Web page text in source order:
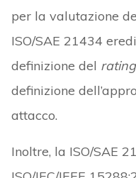
per la valutazione
ISO/SAE 21434
definizione del rating
definizione
attacco.
Inoltre, la ISO/SAE